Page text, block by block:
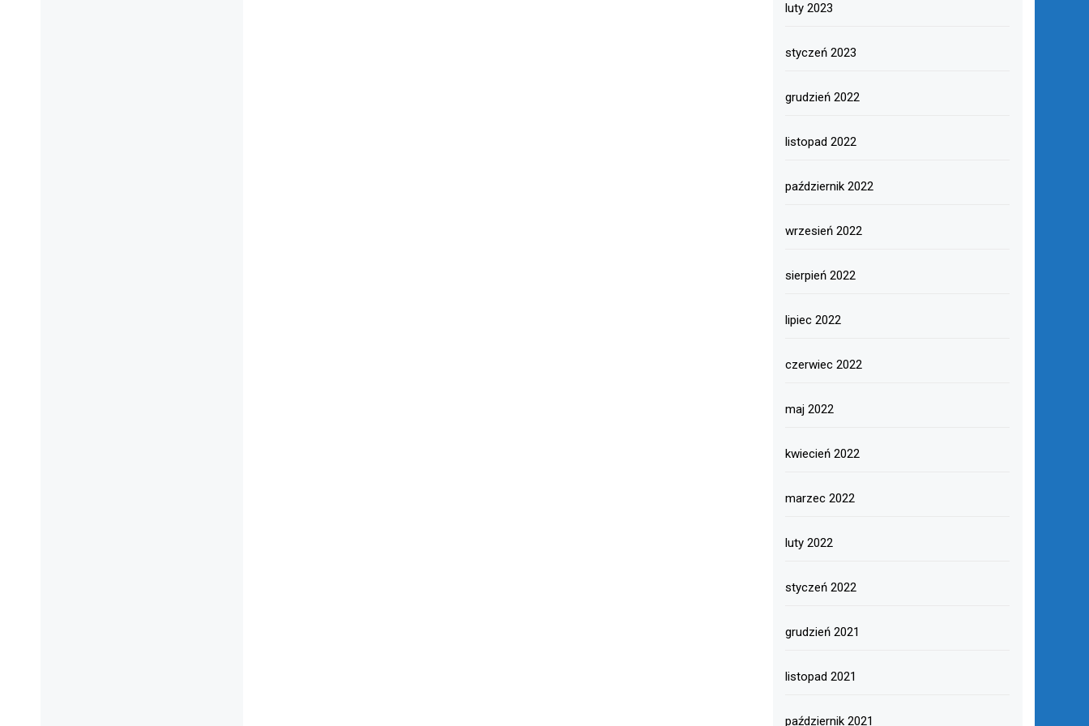
luty 2023
styczeń 2023
grudzień 2022
listopad 2022
październik 2022
wrzesień 2022
sierpień 2022
lipiec 2022
czerwiec 2022
maj 2022
kwiecień 2022
marzec 2022
luty 2022
styczeń 2022
grudzień 2021
listopad 2021
październik 2021